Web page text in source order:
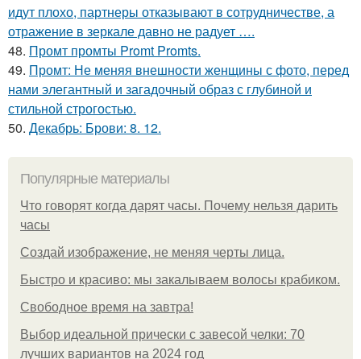
идут плохо, партнеры отказывают в сотрудничестве, а
отражение в зеркале давно не радует ….
48. Промт промты Promt Promts.
49. Промт: Не меняя внешности женщины с фото, перед
нами элегантный и загадочный образ с глубиной и
стильной строгостью.
50. Декабрь: Брови: 8. 12.
Популярные материалы
Что говорят когда дарят часы. Почему нельзя дарить
часы
Создай изображение, не меняя черты лица.
Быстро и красиво: мы закалываем волосы крабиком.
Свободное время на завтра!
Выбор идеальной прически с завесой челки: 70
лучших вариантов на 2024 год